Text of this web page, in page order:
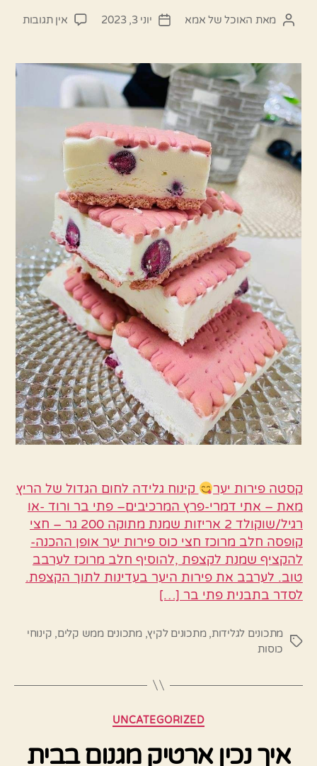
המחבר
מאת האוכל של אמא
תאריך
יוני 3, 2023 אין תגובות
–
קסטה פירות יער
קינוח גלידה לחום הגדול של הריץ
מאת – אתי דמרי-פרץ המרכיבים– פתי בר ורוד -או
רגיל/שוקולד 2 אריזות שמנת מתוקה 200 גר – חצי
קופסה חלב מרוכז חצי כוס פירות יער אופן ההכנה-
להקציף שמנת לקצפת ,להוסיף חלב מרוכז לערבב
טוב. לערבב את פירות היער בעדינות לתוך הקצפת.
לסדר בתבנית פתי בר […]
תגיות
מתכונים לגלידות,מתכונים לקיץ,מתכונים ממש קלים, קינוחי
כוסות
קטגוריות
UNCATEGORIZED
איך נכין ארטיק מגנום בבית